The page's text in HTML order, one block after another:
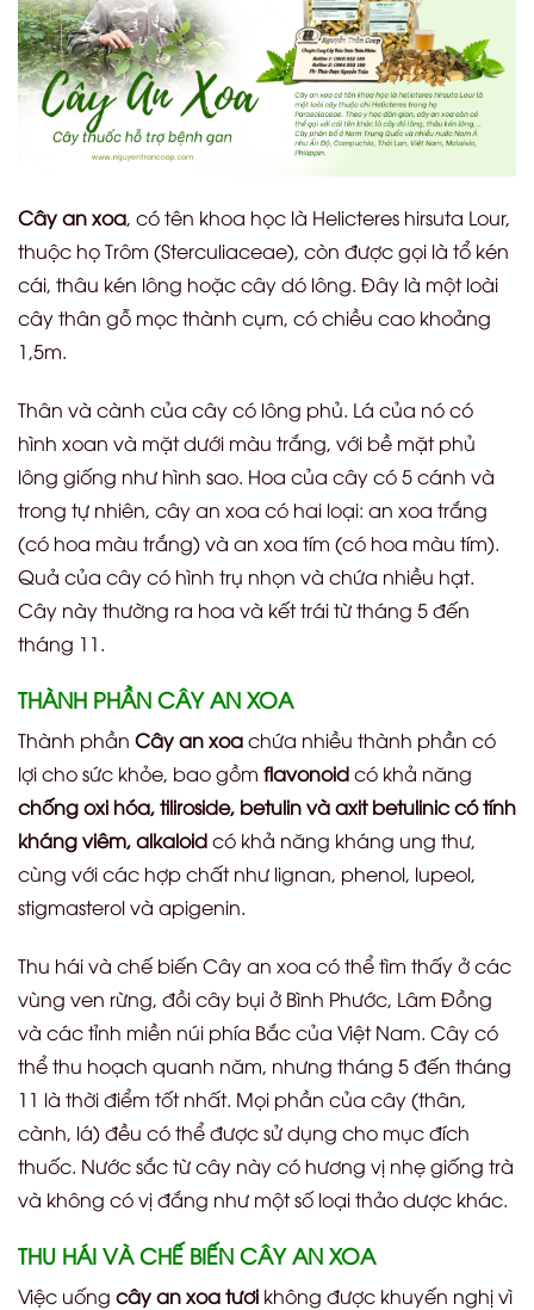
Cây an xoa, có tên khoa học là Helicteres hirsuta Lour,
thuộc họ Trôm (Sterculiaceae), còn được gọi là tổ kén
cái, thâu kén lông hoặc cây dó lông. Đây là một loài
cây thân gỗ mọc thành cụm, có chiều cao khoảng
1,5m.
Thân và cành của cây có lông phủ. Lá của nó có
hình xoan và mặt dưới màu trắng, với bề mặt phủ
lông giống như hình sao. Hoa của cây có 5 cánh và
trong tự nhiên, cây an xoa có hai loại: an xoa trắng
(có hoa màu trắng) và an xoa tím (có hoa màu tím).
Quả của cây có hình trụ nhọn và chứa nhiều hạt.
Cây này thường ra hoa và kết trái từ tháng 5 đến
tháng 11.
THÀNH PHẦN CÂY AN XOA
Thành phần Cây an xoachứa nhiều thành phần có
lợi cho sức khỏe, bao gồm flavonoidcó khả năng
chống oxi hóa, tiliroside, betulin và axit betulinic có tính
kháng viêm, alkaloidcó khả năng kháng ung thư,
cùng với các hợp chất như lignan, phenol, lupeol,
stigmasterol và apigenin.
Thu hái và chế biến Cây an xoa có thể tìm thấy ở các
vùng ven rừng, đồi cây bụi ở Bình Phước, Lâm Đồng
và các tỉnh miền núi phía Bắc của Việt Nam. Cây có
thể thu hoạch quanh năm, nhưng tháng 5 đến tháng
11 là thời điểm tốt nhất. Mọi phần của cây (thân,
cành, lá) đều có thể được sử dụng cho mục đích
thuốc. Nước sắc từ cây này có hương vị nhẹ giống trà
và không có vị đắng như một số loại thảo dược khác.
THU HÁI VÀ CHẾ BIẾN CÂY AN XOA
Việc uống cây an xoa tươi không được khuyến nghị vì